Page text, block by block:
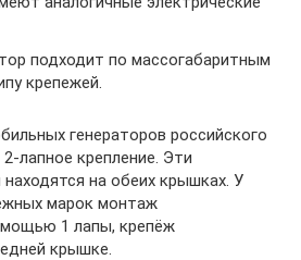
подходит по массогабаритным
крепежей.
генераторов российского
лапное крепление. Эти
на обеих крышках. У
марок монтаж
1 лапы, крепёж
крышке.